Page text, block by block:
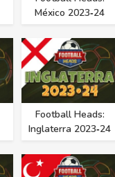
México 2023‑24
Football Heads:
Inglaterra 2023‑24